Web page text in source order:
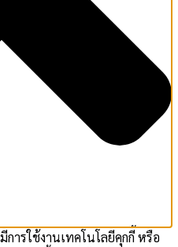
ารใช้งานเทคโนโลยีคุกกี้ หรือ